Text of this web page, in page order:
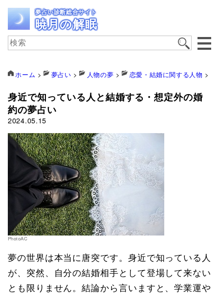
夢占い診断総合サイト
暁月の解眠
ホーム > 夢占い > 人物の夢 > 恋愛・結婚に関する人物 >
身近で知っている人と結婚する・想定外の婚
約の夢占い
2024.05.15
PhotoAC
夢の世界は本当に唐突です。身近で知っている人
が、突然、自分の結婚相手として登場して来ない
とも限りません。結論から言いますと、学業運や